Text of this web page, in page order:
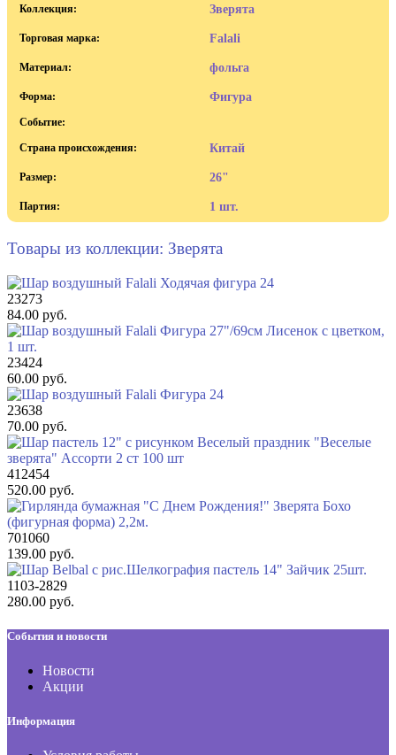
Коллекция: Зверята
Торговая марка: Falali
Материал: фольга
Форма: Фигура
Событие:
Страна происхождения: Китай
Размер: 26"
Партия: 1 шт.
Товары из коллекции: Зверята
23273
84.00 руб.
23424
60.00 руб.
23638
70.00 руб.
412454
520.00 руб.
701060
139.00 руб.
1103-2829
280.00 руб.
События и новости
Новости
Акции
Информация